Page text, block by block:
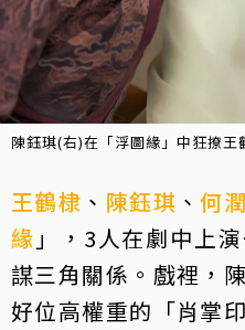
陳鈺琪(右)在「浮圖緣」中狂撩王
王鶴棣 、 陳鈺琪 、何
緣 」，3人在劇中上
謀三角關係。戲裡，
好位高權重的「肖掌